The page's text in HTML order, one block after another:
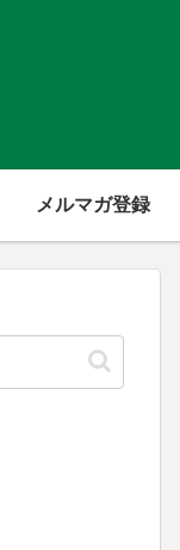
メルマガ登録